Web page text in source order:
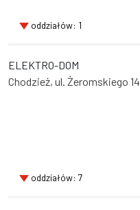
oddziałów: 1
ELEKTRO-DOM
Chodzież, ul. Żeromskiego 14
oddziałów: 7